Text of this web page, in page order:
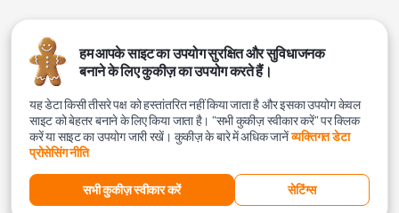
हम आपके साइट का उपयोग सुरक्षित और सुविधाजनक
बनाने के लिए कुकीज़ का उपयोग करते हैं।
यह डेटा किसी तीसरे पक्ष को हस्तांतरित नहीं किया जाता है और इसका उपयोग केवल
साइट को बेहतर बनाने के लिए किया जाता है। "सभी कुकीज़ स्वीकार करें" पर क्लिक
करें या साइट का उपयोग जारी रखें। कुकीज़ के बारे में अधिक जानेंव्यक्तिगत डेटा
प्रोसेसिंग नीति
सभी कुकीज़ स्वीकार करें सेटिंग्स